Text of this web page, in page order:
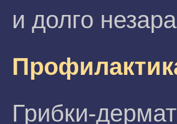
и долго
Грибки-